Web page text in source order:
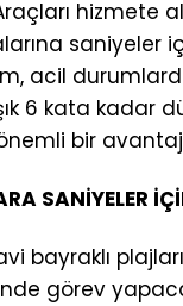
hizmete
saniyeler
acil
6 kata kadar
bir avantaj
SANİYELER
bayraklı
görev